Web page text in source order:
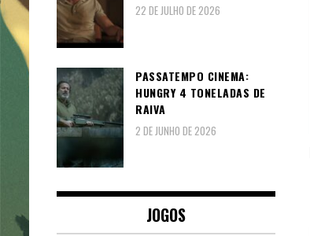
22 DE JULHO DE 2026
PASSATEMPO CINEMA:
HUNGRY 4 TONELADAS DE
RAIVA
2 DE JUNHO DE 2026
JOGOS